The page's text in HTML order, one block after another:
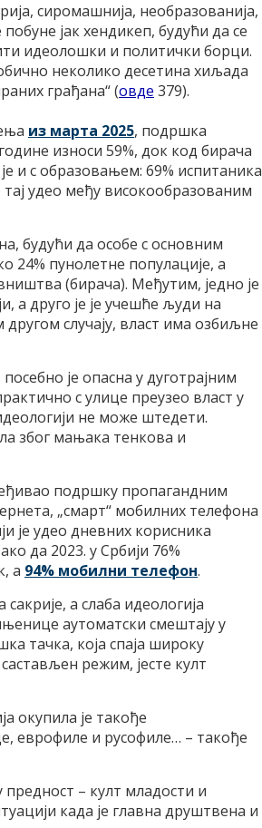
сиромашнија, необразованија,
јак хендикеп, будући да се
идеолошки и политички борци.
неколико десетина хиљада
грађана“ (овде 379).
из марта 2025, подршка
износи 59%, док код бирача
и с образовањем: 69% испитаника
удео међу високообразованим
будући да особе с основним
24% пунолетне популације, а
(бирача). Међутим, једно је
а друго је је учешће људи на
случају, власт има озбиљне
је опасна у дуготрајним
с улице преузео власт у
не може штедети.
због мањака тенкова и
подршку пропагандним
„смарт“ мобилних телефона
је удео дневних корисника
да 2023. у Србији 76%
а 94% мобилни телефон.
а слаба идеологија
аутоматски смештају у
тачка, која спаја широку
режим, јесте култ
окупила је такође
еврофиле и русофиле… – такође
– култ младости и
када је главна друштвена и